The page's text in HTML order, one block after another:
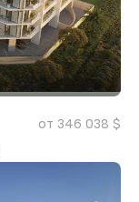
от 346 038 $